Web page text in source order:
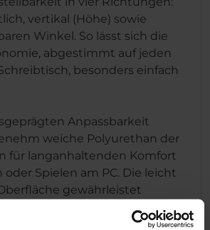
vertikal (Höhe) sowie
Winkel. So lässt sich die
abgestimmt auf jeden
besonders einfach
Anpassbarkeit
weiche Polyurethan der
für langanhaltenden Komfort
Spielen am PC. Die leicht
gewährleistet
grifffeste Haptik.